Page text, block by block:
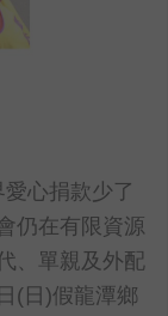
心捐款少了
仍在有限資源
、單親及外配
( 日 )假龍潭鄉